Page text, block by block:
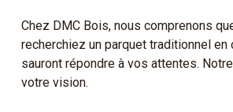
Chez DMC Bois, nous comprenons
recherchiez un parquet traditionnel
sauront répondre à vos attentes.
votre vision.